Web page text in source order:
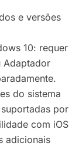
e versões
10: requer
Adaptador
do sistema
por
com iOS
adicionais